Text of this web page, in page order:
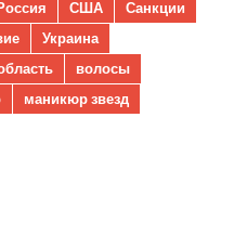
США
Санкции
Украина
волосы
маникюр звезд